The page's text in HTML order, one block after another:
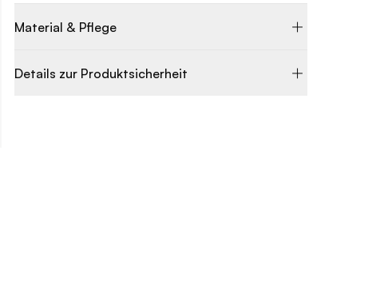
Material & Pflege
Details zur Produktsicherheit